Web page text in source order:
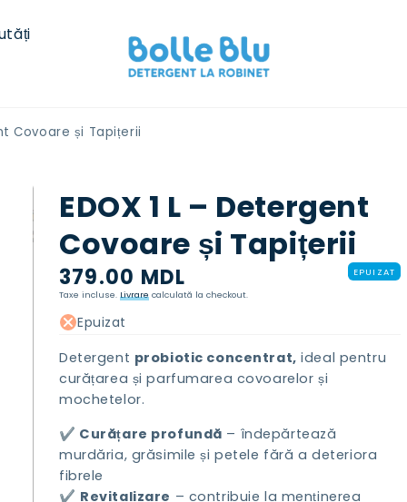
Covoare și Tapițerii
EDOX 1 L – Detergent
Covoare și Tapițerii
Preț
normal
379.00 MDL
EPUIZAT
Taxe incluse.Livrare calculată la checkout.
Epuizat
Detergent probiotic concentrat, ideal pentru
curățarea și parfumarea covoarelor și
mochetelor.
✔️ Curățare profundă – îndepărtează
murdăria, grăsimile și petele fără a deteriora
fibrele
✔️ Revitalizare – contribuie la menținerea